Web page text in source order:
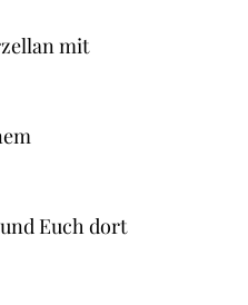
mit
Euch dort